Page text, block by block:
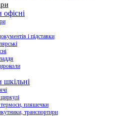
і підставки
шкільні
пляшечки
транспортири